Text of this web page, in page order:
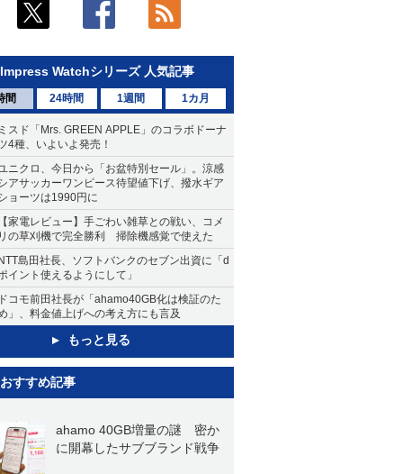
Impress Watchシリーズ 人気記事
間 24時間 1週間 1カ月
スド「Mrs. GREEN APPLE」のコラボドーナ
4種、いよいよ発売！
ニクロ、今日から「お盆特別セール」。涼感
アサッカーワンピース待望値下げ、撥水ギア
ョーツは1990円に
家電レビュー】手ごわい雑草との戦い、コメ
の草刈機で完全勝利 掃除機感覚で使えた
島田社長、ソフトバンクのセブン出資に「d
イント使えるようにして」
コモ前田社長が「ahamo40GB化は検証のた
」、料金値上げへの考え方にも言及
もっと見る
おすすめ記事
ahamo 40GB増量の謎 密か
に開幕したサブブランド戦争